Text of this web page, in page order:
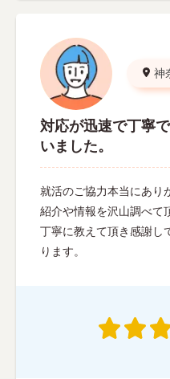
神
対応が迅速で丁寧
いました。
就活のご協力本当にあり
紹介や情報を沢山調べて
丁寧に教えて頂き感謝し
ります。